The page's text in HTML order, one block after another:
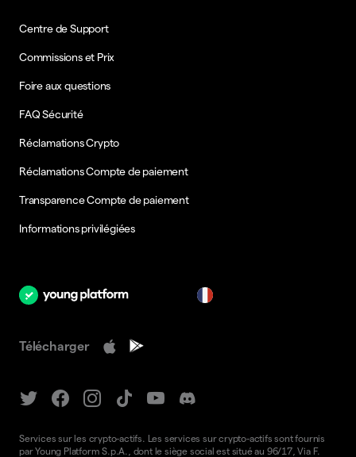
Centre de Support
Commissions et Prix
Foire aux questions
FAQ Sécurité
Réclamations Crypto
Réclamations Compte de paiement
Transparence Compte de paiement
Informations privilégiées
Télécharger
Services sur les crypto-actifs. Les services sur crypto-actifs sont fournis
par Young Platform S.p.A., dont le siège social est situé au 96/17, Via F.